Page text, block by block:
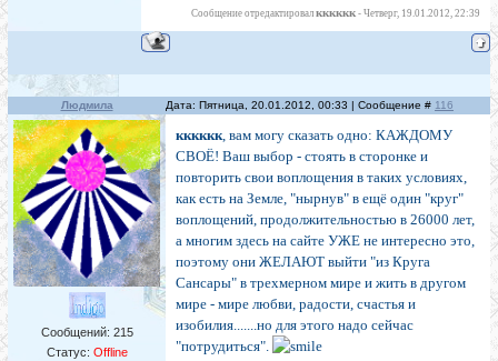
Сообщение отредактировал кккккк - Четверг, 19.01.2012, 22:39
Людмила Дата: Пятница, 20.01.2012, 00:33 | Сообщение # 116
Сообщений: 215
Статус: Offline
кккккк, вам могу сказать одно: КАЖДОМУ
СВОЁ! Ваш выбор - стоять в сторонке и
повторить свои воплощения в таких условиях,
как есть на Земле, "нырнув" в ещё один "круг"
воплощений, продолжительностью в 26000 лет,
а многим здесь на сайте УЖЕ не интересно это,
поэтому они ЖЕЛАЮТ выйти "из Круга
Сансары" в трехмерном мире и жить в другом
мире - мире любви, радости, счастья и
изобилия.......но для этого надо сейчас
"потрудиться".